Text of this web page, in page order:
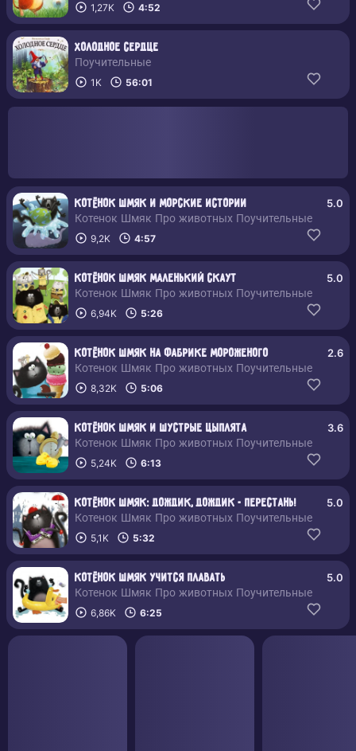
1,27K 4:52
Холодное сердце
Поучительные
1K 56:01
Котёнок Шмяк и морские истории
Котенок Шмяк Про животных Поучительные
5.0
9,2K 4:57
Котёнок Шмяк Маленький скаут
Котенок Шмяк Про животных Поучительные
5.0
6,94K 5:26
Котёнок Шмяк на фабрике мороженого
Котенок Шмяк Про животных Поучительные
2.6
8,32K 5:06
Котёнок Шмяк и шустрые цыплята
Котенок Шмяк Про животных Поучительные
3.6
5,24K 6:13
Котёнок Шмяк: Дождик, дождик - перестань!
Котенок Шмяк Про животных Поучительные
5.0
5,1K 5:32
Котёнок Шмяк учится плавать
Котенок Шмяк Про животных Поучительные
5.0
6,86K 6:25